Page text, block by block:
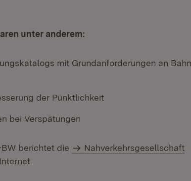
unter anderem:
mit Grundanforderungen an
der Pünktlichkeit
bei Verspätungen
berichtet die
Nahverkehrsgesellschaft